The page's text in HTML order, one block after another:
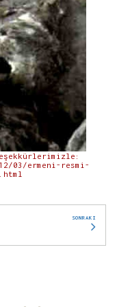
03/ermeni-resmi-
SONRAKI